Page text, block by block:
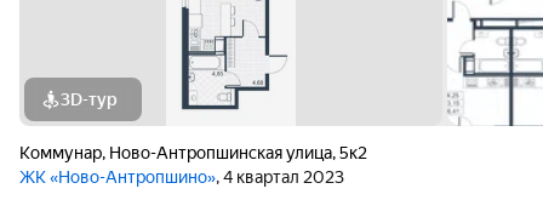
3D-тур
Коммунар, Ново-Антропшинская улица,5к2
ЖК «Ново-Антропшино», 4 квартал 2023